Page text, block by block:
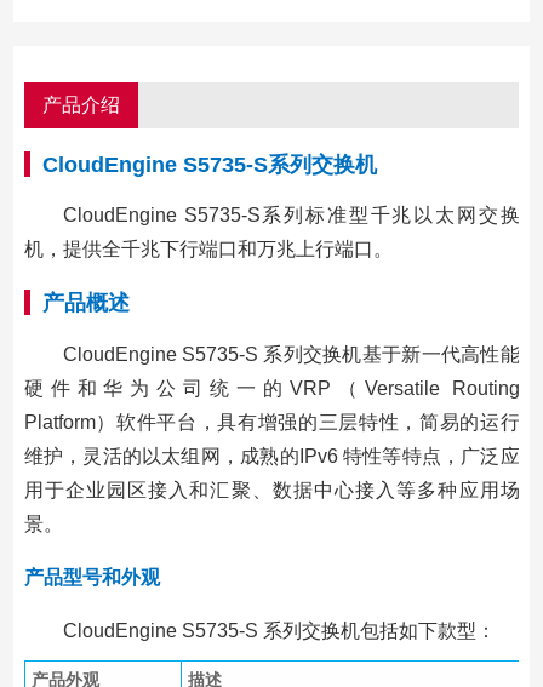
产品介绍
CloudEngine S5735-S系列交换机
CloudEngine S5735-S系列标准型千兆以太网交换
机，提供全千兆下行端口和万兆上行端口。
产品概述
CloudEngine S5735-S 系列交换机基于新一代高性能
硬件和华为公司统一的VRP（Versatile Routing
Platform）软件平台，具有增强的三层特性，简易的运行
维护，灵活的以太组网，成熟的IPv6 特性等特点，广泛应
用于企业园区接入和汇聚、数据中心接入等多种应用场
景。
产品型号和外观
CloudEngine S5735-S 系列交换机包括如下款型：
产品外观 描述